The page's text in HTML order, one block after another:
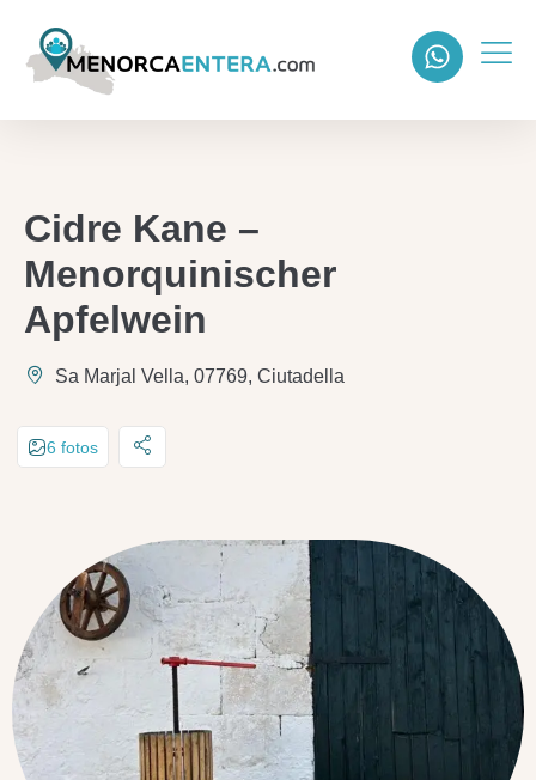
Cidre Kane –
Menorquinischer
Apfelwein
Sa Marjal Vella, 07769, Ciutadella
6 fotos